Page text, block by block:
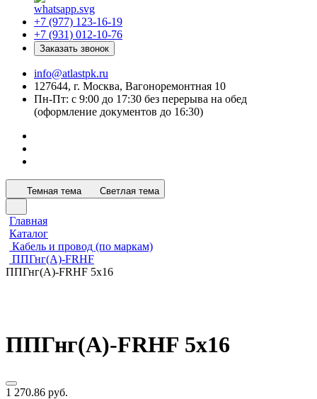
+7 (977) 123-16-19
+7 (931) 012-10-76
Заказать звонок
info@atlastpk.ru
127644, г. Москва, Вагоноремонтная 10
Пн-Пт: с 9:00 до 17:30 без перерыва на обед
(оформление документов до 16:30)
Темная тема Светлая тема
Главная
Каталог
Кабель и провод (по маркам)
ППГнг(А)-FRHF
ППГнг(А)-FRHF 5х16
ППГнг(А)-FRHF 5х16
1 270.86 руб.